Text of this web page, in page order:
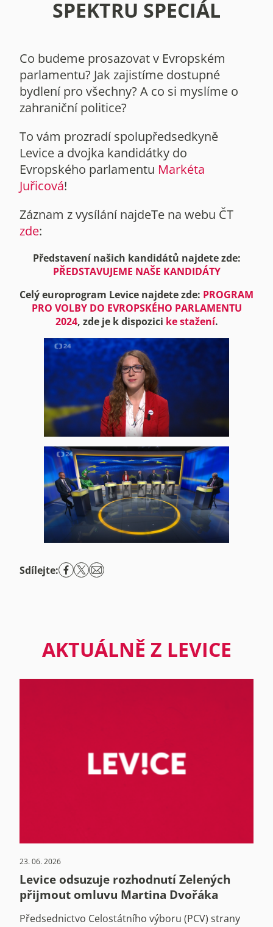
SPEKTRU SPECIÁL
Co budeme prosazovat v Evropském
parlamentu? Jak zajistíme dostupné
bydlení pro všechny? A co si myslíme o
zahraniční politice?
To vám prozradí spolupředsedkyně
Levice a dvojka kandidátky do
Evropského parlamentu Markéta
Juřicová!
Záznam z vysílání najdeTe na webu ČT
zde:
Představení našich kandidátů najdete zde:
PŘEDSTAVUJEME NAŠE KANDIDÁTY
Celý europrogram Levice najdete zde: PROGRAM
PRO VOLBY DO EVROPSKÉHO PARLAMENTU
2024, zde je k dispozici ke stažení.
Sdílejte:
AKTUÁLNĚ Z LEVICE
23. 06. 2026
Levice odsuzuje rozhodnutí Zelených
přijmout omluvu Martina Dvořáka
Předsednictvo Celostátního výboru (PCV) strany